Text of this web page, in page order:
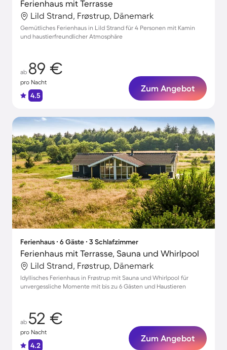
Ferienhaus mit Terrasse
Lild Strand, Frøstrup, Dänemark
Gemütliches Ferienhaus in Lild Strand für 4 Personen mit Kamin
und haustierfreundlicher Atmosphäre
ab 89 €
pro Nacht
4.5
Zum Angebot
Ferienhaus ∙ 6 Gäste ∙ 3 Schlafzimmer
Ferienhaus mit Terrasse, Sauna und Whirlpool
Lild Strand, Frøstrup, Dänemark
Idyllisches Ferienhaus in Frøstrup mit Sauna und Whirlpool für
unvergessliche Momente mit bis zu 6 Gästen und Haustieren
ab 52 €
pro Nacht
4.2
Zum Angebot